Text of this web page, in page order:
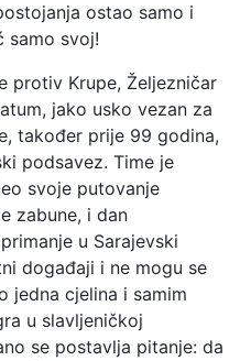
ostao samo i
samo svoj!
protiv Krupe, Željezničar
jako usko vezan za
također prije 99 godina,
podsavez. Time je
svoje putovanje
zabune, i dan
u Sarajevski
događaji i ne mogu se
jedna cjelina i samim
u slavljeničkoj
se postavlja pitanje: da